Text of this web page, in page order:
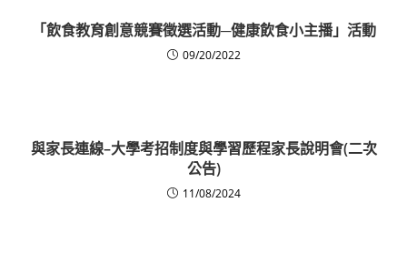
「飲食教育創意競賽徵選活動─健康飲食小主播」活動
09/20/2022
與家長連線–大學考招制度與學習歷程家長說明會(二次
公告)
11/08/2024